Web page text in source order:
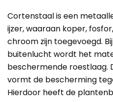
Cortenstaal is een
ijzer, waaraan koper,
chroom zijn toegevoegd.
buitenlucht wordt het
beschermende roestlaag.
vormt de bescherming
Hierdoor heeft de